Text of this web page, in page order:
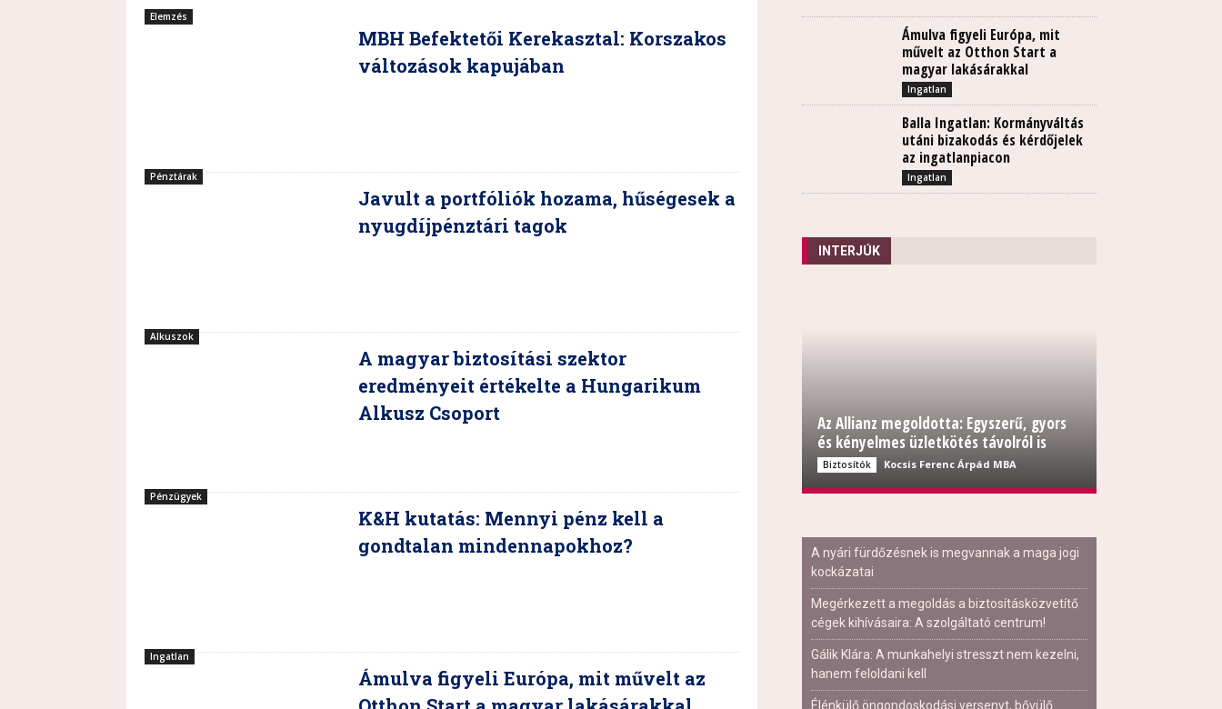
Elemzés
MBH Befektetői Kerekasztal: Korszakos
változások kapujában
Pénztárak
Javult a portfóliók hozama, hűségesek a
nyugdíjpénztári tagok
Alkuszok
A magyar biztosítási szektor
eredményeit értékelte a Hungarikum
Alkusz Csoport
Pénzügyek
K&H kutatás: Mennyi pénz kell a
gondtalan mindennapokhoz?
Ingatlan
Ámulva figyeli Európa, mit művelt az
Ámulva figyeli Európa, mit
művelt az Otthon Start a
magyar lakásárakkal
Ingatlan
Balla Ingatlan: Kormányváltás
utáni bizakodás és kérdőjelek
az ingatlanpiacon
Ingatlan
INTERJÚK
Az Allianz megoldotta: Egyszerű, gyors
és kényelmes üzletkötés távolról is
Biztosítók Kocsis Ferenc Árpád MBA
A nyári fürdőzésnek is megvannak a maga jogi
kockázatai
Megérkezett a megoldás a biztosításközvetítő
cégek kihívásaira: A szolgáltató centrum!
Gálik Klára: A munkahelyi stresszt nem kezelni,
hanem feloldani kell
Élénkülő öngondoskodási versenyt, bővülő